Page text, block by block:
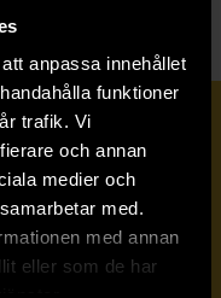
anpassa innehållet
funktioner
trafik. Vi
och annan
medier och
med.
med annan
eller som de harSkicka